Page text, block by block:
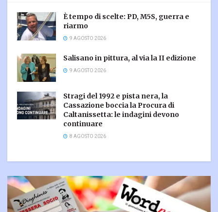
È tempo di scelte: PD, M5S, guerra e
riarmo
9 AGOSTO 2026
Salisano in pittura, al via la II edizione
9 AGOSTO 2026
Stragi del 1992 e pista nera, la
Cassazione boccia la Procura di
Caltanissetta: le indagini devono
continuare
8 AGOSTO 2026